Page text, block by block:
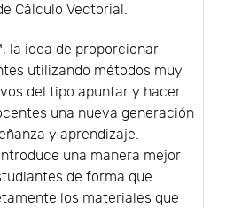
Cálculo Vectorial.
la idea de proporcionar
utilizando métodos muy
del tipo apuntar y hacer
una nueva generación
y aprendizaje.
una manera mejor
de forma que
los materiales que